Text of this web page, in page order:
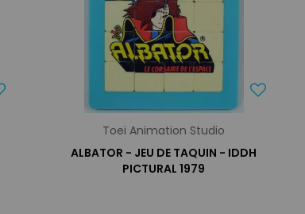
Toei Animation Studio
ALBATOR - JEU DE TAQUIN - IDDH
PICTURAL 1979